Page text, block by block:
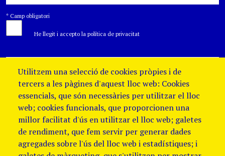
* Camp obligatori
He llegit i accepto la política de privacitat
Utilitzem una selecció de cookies pròpies i de
tercers a les pàgines d'aquest lloc web: Cookies
essencials, que són necessàries per utilitzar el lloc
web; cookies funcionals, que proporcionen una
millor facilitat d'ús en utilitzar el lloc web; galetes
de rendiment, que fem servir per generar dades
agregades sobre l'ús del lloc web i estadístiques; i